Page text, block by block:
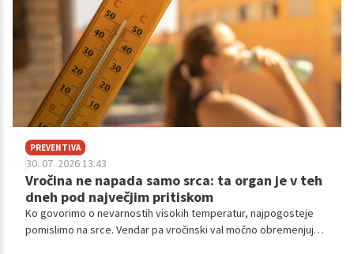
PREVENTIVA
30. 07. 2026 13.43
Vročina ne napada samo srca: ta organ je v teh
dneh pod največjim pritiskom
Ko govorimo o nevarnostih visokih temperatur, najpogosteje
pomislimo na srce. Vendar pa vročinski val močno obremenjuje